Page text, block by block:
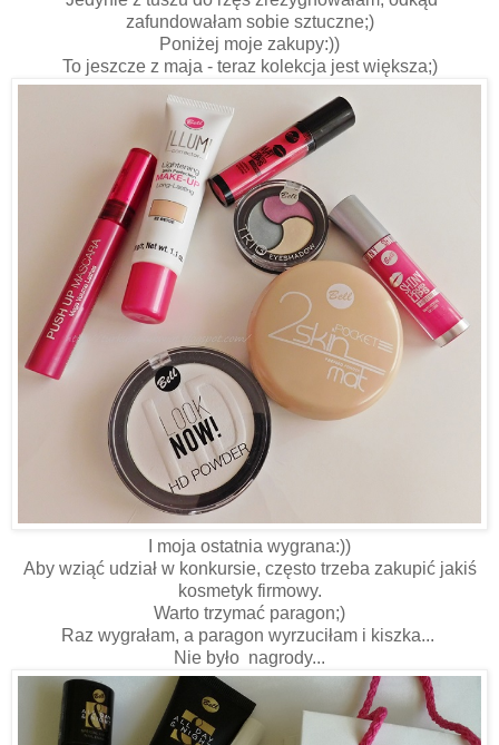
zafundowałam sobie sztuczne;)
Poniżej moje zakupy:))
To jeszcze z maja - teraz kolekcja jest większa;)
I moja ostatnia wygrana:))
Aby wziąć udział w konkursie, często trzeba zakupić jakiś
kosmetyk firmowy.
Warto trzymać paragon;)
Raz wygrałam, a paragon wyrzuciłam i kiszka...
Nie było nagrody...